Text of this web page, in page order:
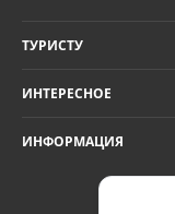
ТУРИСТУ
ИНТЕРЕСНОЕ
ИНФОРМАЦИЯ